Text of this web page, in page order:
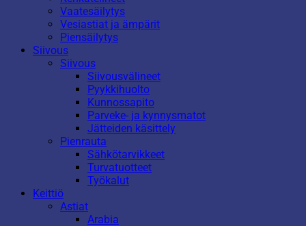
Vaatesäilytys
Vesiastiat ja ämpärit
Piensäilytys
Siivous
Siivous
Siivousvälineet
Pyykkihuolto
Kunnossapito
Parveke- ja kynnysmatot
Jätteiden käsittely
Pienrauta
Sähkötarvikkeet
Turvatuotteet
Työkalut
Keittiö
Astiat
Arabia